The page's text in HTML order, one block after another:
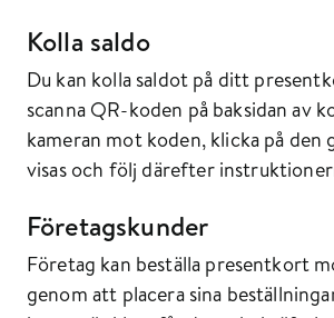
Kolla saldo
Du kan kolla saldot på ditt
scanna QR-koden på baksidan av
kameran mot koden, klicka på den
visas och följ därefter
Företagskunder
Företag kan beställa presentkort
genom att placera sina